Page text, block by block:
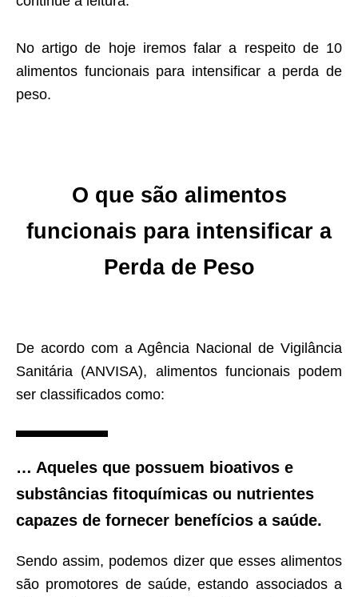
No artigo de hoje iremos falar a respeito de 10
alimentos funcionais para intensificar a perda de
peso.
O que são alimentos
funcionais para intensificar a
Perda de Peso
De acordo com a Agência Nacional de Vigilância
Sanitária (ANVISA), alimentos funcionais podem
ser classificados como:
… Aqueles que possuem bioativos e
substâncias fitoquímicas ou nutrientes
capazes de fornecer benefícios a saúde.
Sendo assim, podemos dizer que esses alimentos
são promotores de saúde, estando associados a